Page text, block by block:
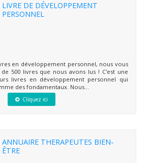
LIVRE DE DÉVELOPPEMENT
PERSONNEL
en développement personnel, nous vous
500 livres que nous avons lus ! C'est une
livres en développement personnel qui
des fondamentaux. Nous...
Cliquez ici
ANNUAIRE THERAPEUTES BIEN-
ÊTRE